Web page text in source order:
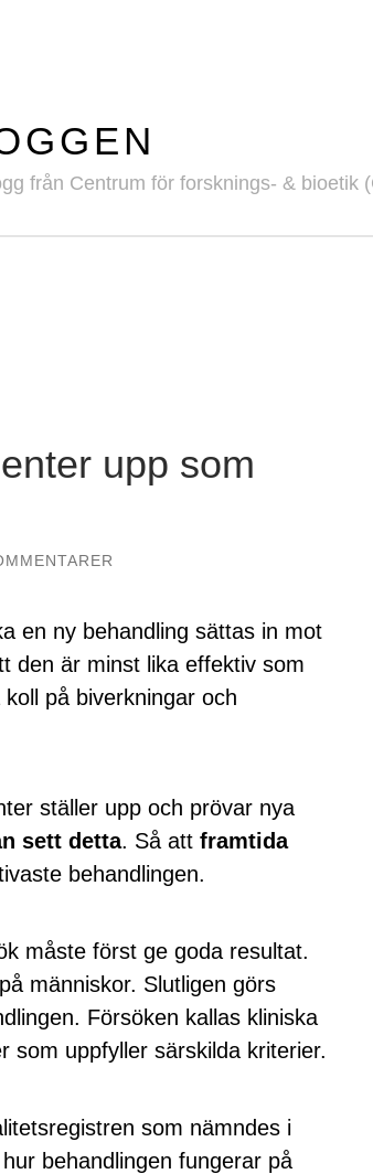
från Centrum för forsknings- & bioetik
upp som
en ny behandling sättas in mot
den är minst lika effektiv som
på biverkningar och
ställer upp och prövar nya
sett detta. Så att framtida
behandlingen.
måste först ge goda resultat.
människor. Slutligen görs
Försöken kallas kliniska
som uppfyller särskilda kriterier.
som nämndes i
behandlingen fungerar på